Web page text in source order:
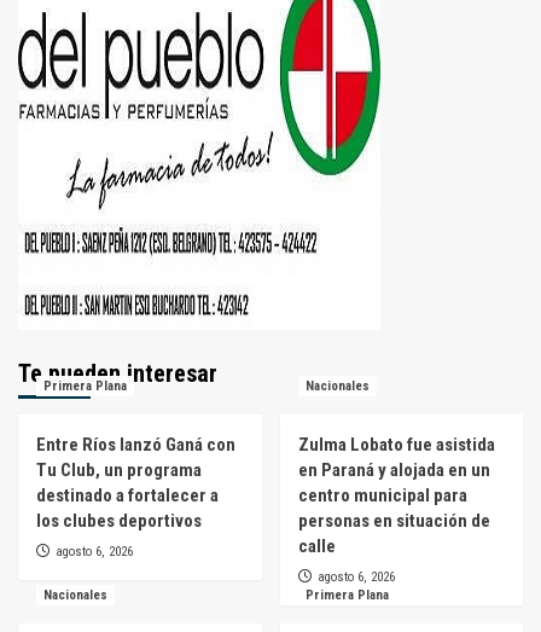
Te pueden interesar
Primera Plana
Entre Ríos lanzó Ganá con
Tu Club, un programa
destinado a fortalecer a
los clubes deportivos
agosto 6, 2026
Nacionales
Zulma Lobato fue asistida
en Paraná y alojada en un
centro municipal para
personas en situación de
calle
agosto 6, 2026
Nacionales
Primera Plana